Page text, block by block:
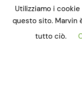
Continua a leggere
Maggio 18, 2022
Utilizziamo i
questo sito. Marvin
tutto ciò.